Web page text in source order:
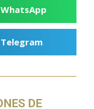
WhatsApp
Telegram
DE